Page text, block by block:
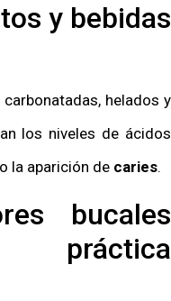
y bebidas
helados y
los niveles de ácidos
la aparición de caries.
bucales
práctica